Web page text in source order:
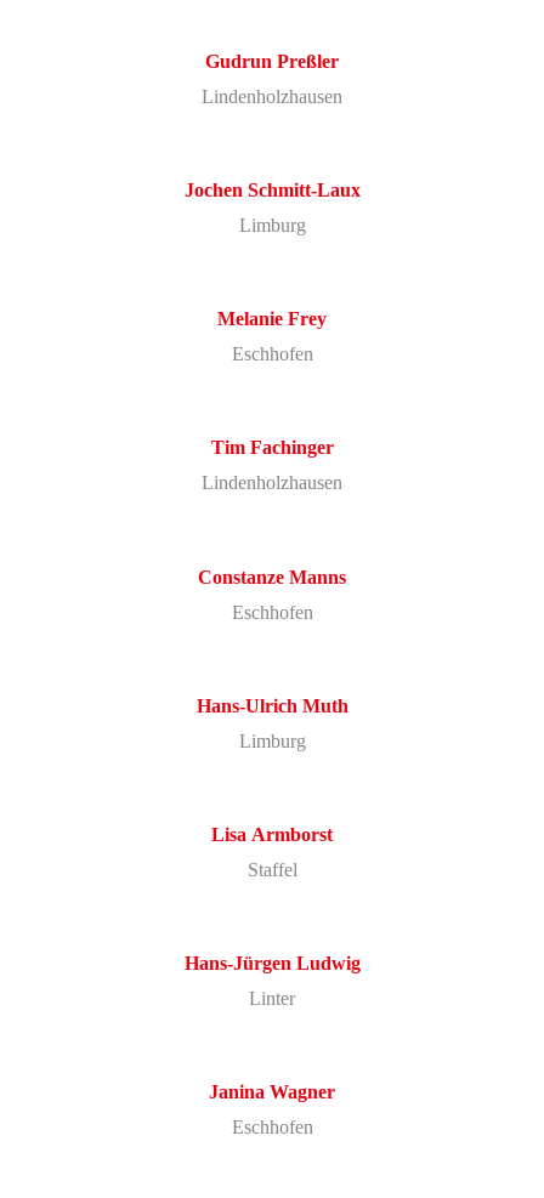
Gudrun Preßler
Lindenholzhausen
Jochen Schmitt-Laux
Limburg
Melanie Frey
Eschhofen
Tim Fachinger
Lindenholzhausen
Constanze Manns
Eschhofen
Hans-Ulrich Muth
Limburg
Lisa Armborst
Staffel
Hans-Jürgen Ludwig
Linter
Janina Wagner
Eschhofen